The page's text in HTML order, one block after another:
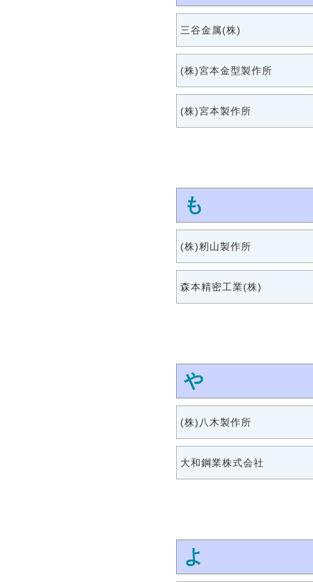
三谷金属(株)
(株)宮本金型製作所
(株)宮本製作所
も
(株)籾山製作所
森本精密工業(株)
や
(株)八木製作所
大和鋼業株式会社
よ